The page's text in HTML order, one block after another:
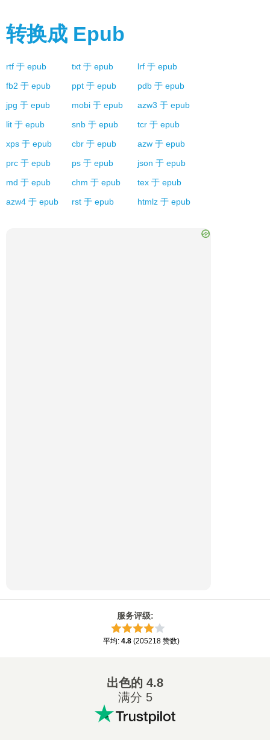
转换成 Epub
rtf 于 epub txt 于 epub lrf 于 epub
fb2 于 epub ppt 于 epub pdb 于 epub
jpg 于 epub mobi 于 epub azw3 于 epub
lit 于 epub snb 于 epub tcr 于 epub
xps 于 epub cbr 于 epub azw 于 epub
prc 于 epub ps 于 epub json 于 epub
md 于 epub chm 于 epub tex 于 epub
azw4 于 epub rst 于 epub htmlz 于 epub
服务评级:
平均: 4.8 (205218 赞数)
出色的 4.8
满分 5